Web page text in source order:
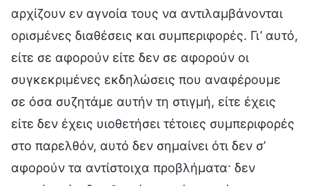
αρχίζουν εν αγνοία τους να αντιλαμβάνονται
ορισμένες διαθέσεις και συμπεριφορές. Γι’ αυτό,
είτε σε αφορούν είτε δεν σε αφορούν οι
συγκεκριμένες εκδηλώσεις που αναφέρουμε
σε όσα συζητάμε αυτήν τη στιγμή, είτε έχεις
είτε δεν έχεις υιοθετήσει τέτοιες συμπεριφορές
στο παρελθόν, αυτό δεν σημαίνει ότι δεν σ’
αφορούν τα αντίστοιχα προβλήματα· δεν